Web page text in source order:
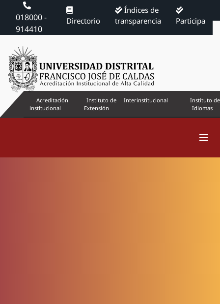
018000 -
914410
Directorio
Índices de
transparencia
Participa
Acreditación
institucional
Instituto de
Extensión
Interinstitucional
Instituto de
Idiomas